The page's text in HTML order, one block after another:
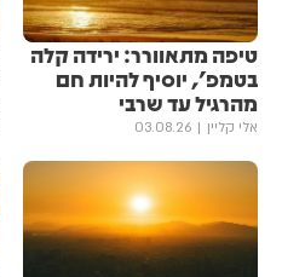
טיפה מתאוורר: ירידה קלה
בטמפ', יוסיף להיות חם
מהרגיל עד שרבי
אלי קליין 03.08.26